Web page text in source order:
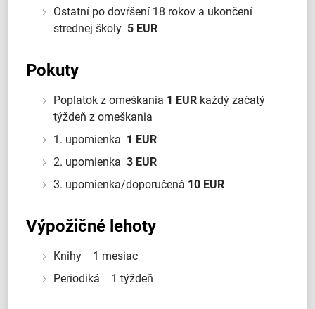
Ostatní po dovŕšení 18 rokov a ukončení
strednej školy 5 EUR
Pokuty
Poplatok z omeškania 1 EUR každý začatý
týždeň z omeškania
1. upomienka 1 EUR
2. upomienka 3 EUR
3. upomienka/doporučená 10 EUR
Výpožičné lehoty
Knihy 1 mesiac
Periodiká 1 týždeň